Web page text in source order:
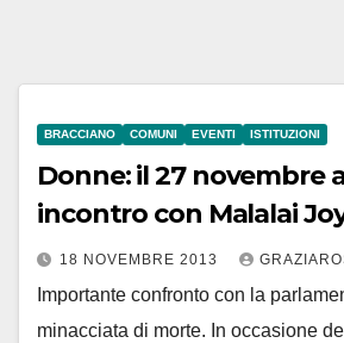
BRACCIANO COMUNI EVENTI ISTITUZIONI
Donne: il 27 novembre
incontro con Malalai
18 NOVEMBRE 2013
Importante confronto con la
minacciata di morte. In occasione